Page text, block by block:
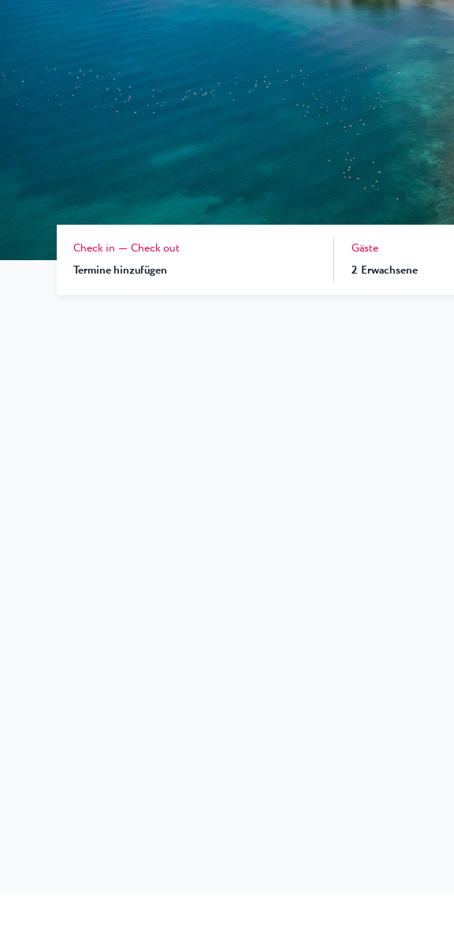
Hotels Umag ★ ★ ★ ★
Hotel Pelegrin Plava Laguna
Hotel Garden Istra Plava Laguna
Residence Garden Istra Plava Laguna
Hotel Umag Plava Laguna
Laguna
In dem bekanntesten Resort von
Umag werden während der ATP...
Alle Resorts
Pepi Club
Check in
Check out
Termine hinzufügen
Gäste
2 Erwachsene